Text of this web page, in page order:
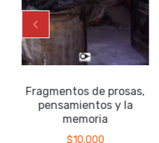
Fragmentos de prosas,
pensamientos y la
memoria
10.000